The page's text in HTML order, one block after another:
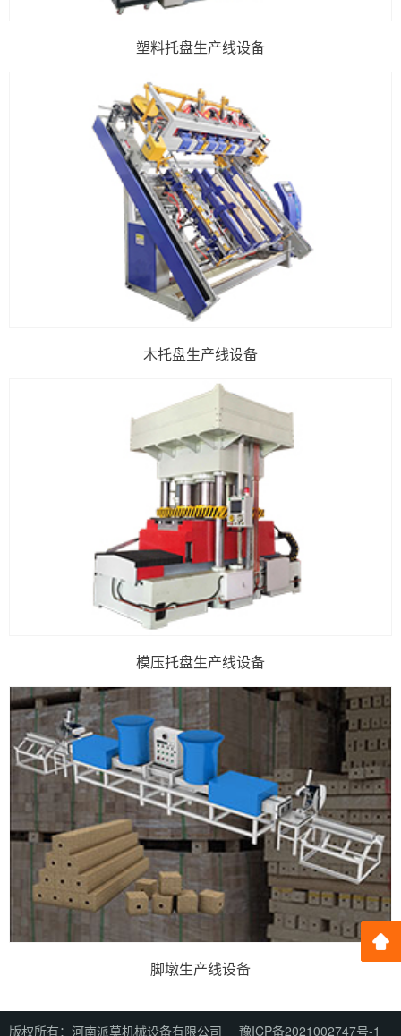
塑料托盘生产线设备
木托盘生产线设备
模压托盘生产线设备
脚墩生产线设备
版权所有：河南派莫机械设备有限公司 豫ICP备2021002747号-1